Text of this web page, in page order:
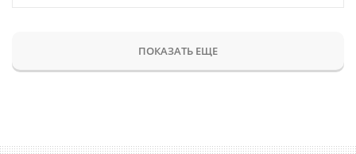
ПОКАЗАТЬ ЕЩЕ